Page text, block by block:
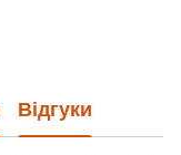
Відгуки